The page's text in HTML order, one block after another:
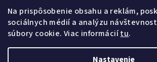
Na prispôsobenie obsahu a reklám,
sociálnych médií a analýzu
súbory cookie. Viac informáciítu.
Nastavenie
Podmienky ochrany osobných údajov
Veľkoobchod
Kontakty